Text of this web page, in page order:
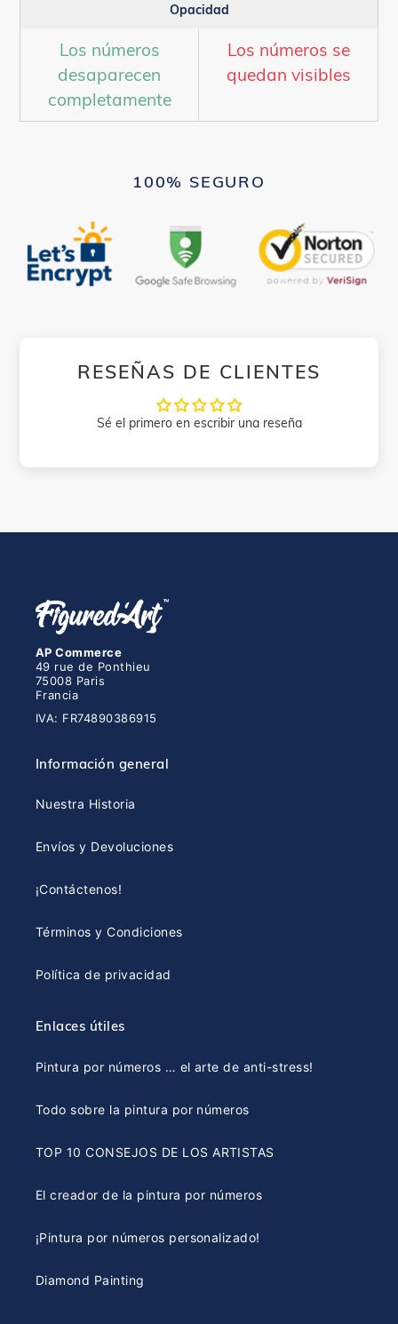
Opacidad
Los números
desaparecen
completamente
Los números se
quedan visibles
100% SEGURO
RESEÑAS DE CLIENTES
Sé el primero en escribir una reseña
AP Commerce
49 rue de Ponthieu
75008 Paris
Francia
IVA: FR74890386915
Información general
Nuestra Historia
Envíos y Devoluciones
¡Contáctenos!
Términos y Condiciones
Política de privacidad
Enlaces útiles
Pintura por números … el arte de anti-stress!
Todo sobre la pintura por números
TOP 10 CONSEJOS DE LOS ARTISTAS
El creador de la pintura por números
¡Pintura por números personalizado!
Diamond Painting